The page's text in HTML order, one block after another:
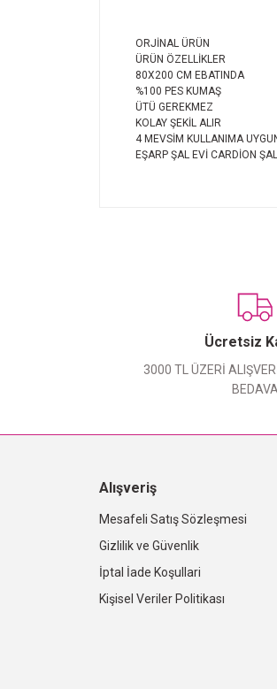
ORJİNAL ÜRÜN
ÜRÜN ÖZELLİKLER
80X200 CM EBATINDA
%100 PES KUMAŞ
ÜTÜ GEREKMEZ
KOLAY ŞEKİL ALIR
4 MEVSİM KULLANIMA
EŞARP ŞAL EVİ CARDİON
Ücretsiz
3000 TL ÜZERİ
Alışveriş
Mesafeli Satış Sözleşmesi
Gizlilik ve Güvenlik
İptal İade Koşullari
Kişisel Veriler Politikası